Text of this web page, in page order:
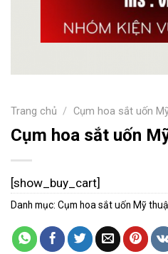
Trang chủ / Cụm hoa sắt uốn
Cụm hoa sắt uốn
[show_buy_cart]
Danh mục: Cụm hoa sắt uốn Mỹ